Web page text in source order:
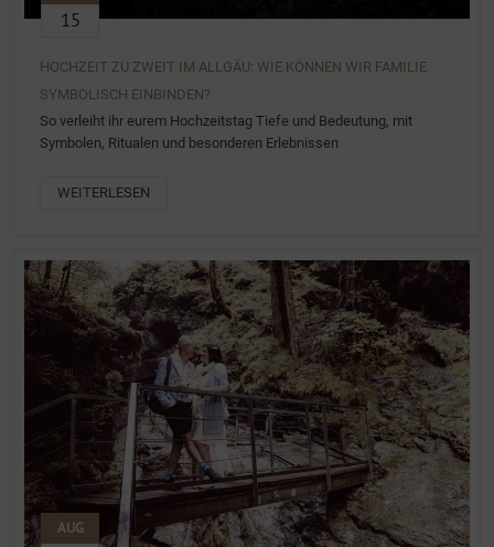
15
HOCHZEIT ZU ZWEIT IM ALLGÄU: WIE KÖNNEN WIR FAMILIE
SYMBOLISCH EINBINDEN?
So verleiht ihr eurem Hochzeitstag Tiefe und Bedeutung, mit
Symbolen, Ritualen und besonderen Erlebnissen
WEITERLESEN
AUG